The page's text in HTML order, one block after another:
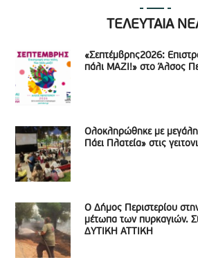
ΤΕΛΕΥΤΑΙΑ
«Σεπτέμβρης2026:
πάλι ΜΑΖΙ!» στο Άλσος
Ολοκληρώθηκε με μεγάλη
Πάει Πλατεία» στις
Ο Δήμος Περιστερίου
μέτωπα των πυρκαγιών.
ΔΥΤΙΚΗ ΑΤΤΙΚΗ